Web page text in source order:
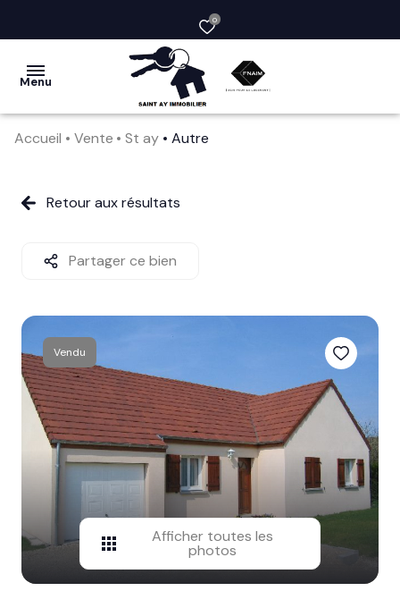
0
Menu
vendre
société
services
avis
clients
contact
Accueil Vente St ay Autre
Retour aux résultats
Partager ce bien
Vendu
Afficher toutes les
photos